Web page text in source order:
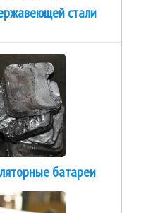
стали
батареи